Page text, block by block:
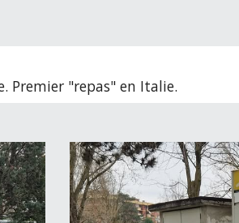
Premier "repas" en Italie.